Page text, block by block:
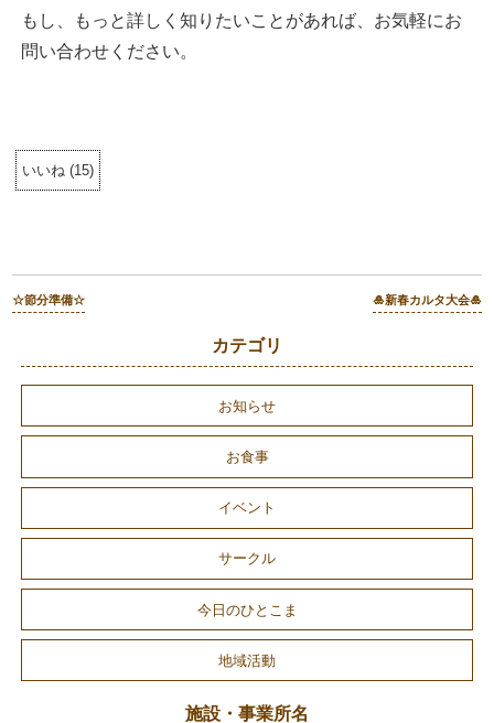
もし、もっと詳しく知りたいことがあれば、お気軽にお
問い合わせください。
いいね (15)
☆節分準備☆ 🎍新春カルタ大会🎍
カテゴリ
お知らせ
お食事
イベント
サークル
今日のひとこま
地域活動
施設・事業所名